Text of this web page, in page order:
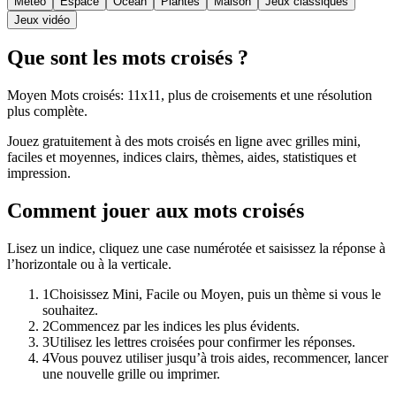
Jeux vidéo
Que sont les mots croisés ?
Moyen Mots croisés: 11x11, plus de croisements et une résolution
plus complète.
Jouez gratuitement à des mots croisés en ligne avec grilles mini,
faciles et moyennes, indices clairs, thèmes, aides, statistiques et
impression.
Comment jouer aux mots croisés
Lisez un indice, cliquez une case numérotée et saisissez la réponse à
l’horizontale ou à la verticale.
1Choisissez Mini, Facile ou Moyen, puis un thème si vous le
souhaitez.
2Commencez par les indices les plus évidents.
3Utilisez les lettres croisées pour confirmer les réponses.
4Vous pouvez utiliser jusqu’à trois aides, recommencer, lancer
une nouvelle grille ou imprimer.